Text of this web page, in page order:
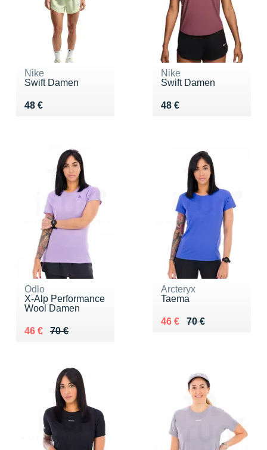
Nike
Swift Damen
48 €
Vendu 48 €
Nike
Swift Damen
48 €
Vendu 48 €
Odlo
X-Alp Performance
Wool Damen
70 €
Au lieu de 70 €
46 €
Vendu 46 €
Arcteryx
Taema
70 €
Au lieu de 70 €
46 €
Vendu 46 €